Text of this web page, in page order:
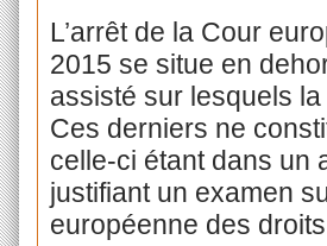
L’arrêt de la Cour
2015 se situe en
assisté sur lesquels
Ces derniers ne
celle-ci étant dans un
justifiant un examen
européenne des